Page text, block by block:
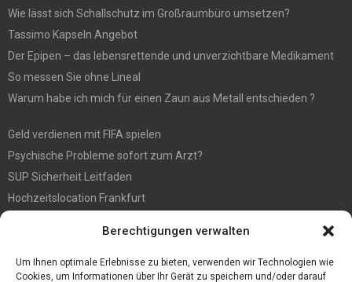
Berechtigungen verwalten
Um Ihnen optimale Erlebnisse zu bieten, verwenden wir Technologien wie
Cookies, um Informationen über Ihr Gerät zu speichern und/oder darauf
Wie lässt sich Schallschutz im Großraumbüro umsetzen?
Tassimo Kapseln Angebot
Der Epipen – das lebensrettende und unverzichtbare Medikament
So messen Sie ohne Lineal
Warum habe ich mich für einen Zaun aus Metall entschieden ?
Geld verdienen mit FIFA spielen
Psychische Probleme sofort zum Arzt?
SUP Sicherheit Leitfaden
Hochzeitslocation Frankfurt
Großer Spaß auf der Kirmes in Bonn!
Bester Oscam- und CCcam-Server für 2021